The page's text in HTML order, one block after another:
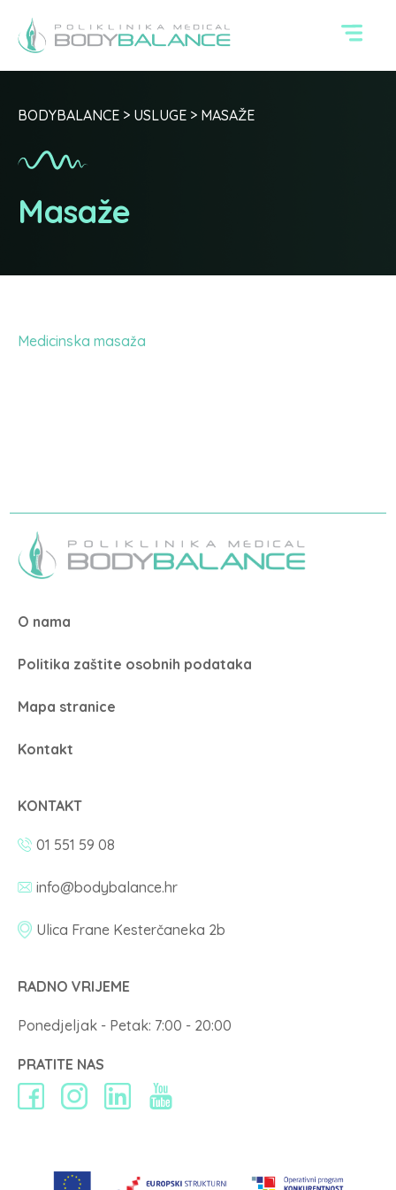
Masaže
BODYBALANCE > USLUGE > MASAŽE
Medicinska masaža
O nama
Politika zaštite osobnih podataka
Mapa stranice
Kontakt
KONTAKT
01 551 59 08
info@bodybalance.hr
Ulica Frane Kesterčaneka 2b
RADNO VRIJEME
Ponedjeljak - Petak: 7:00 - 20:00
PRATITE NAS